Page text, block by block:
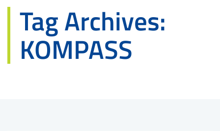
Tag Archives:
KOMPASS